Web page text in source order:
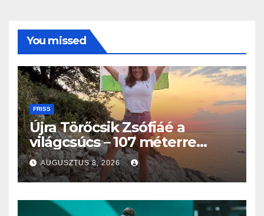
You missed
FRISS
Újra Törőcsik Zsófiáé a
világcsúcs – 107 méterre
merült Lastovón
AUGUSZTUS 8, 2026